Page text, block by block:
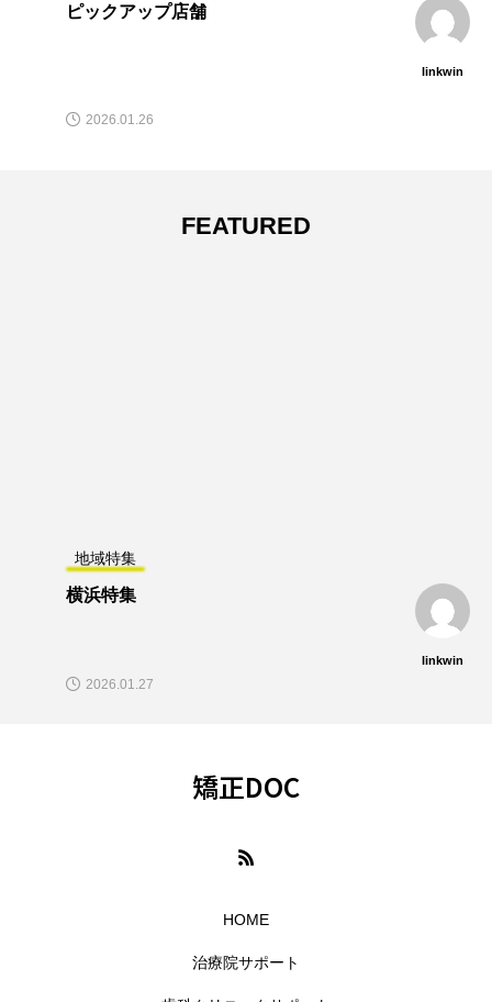
ピックアップ店舗
linkwin
2026.01.26
FEATURED
地域特集
横浜特集
linkwin
2026.01.27
矯正DOC
HOME
治療院サポート